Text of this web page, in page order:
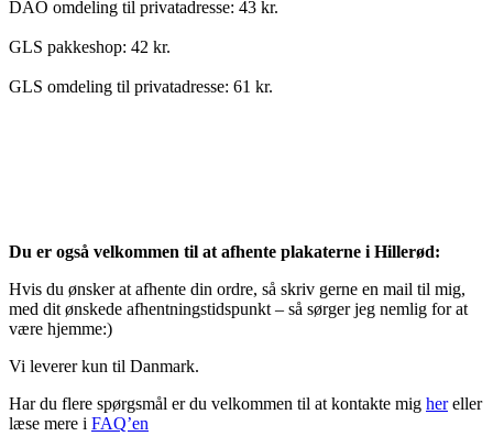
DAO omdeling til privatadresse: 43 kr.
GLS pakkeshop: 42 kr.
GLS omdeling til privatadresse: 61 kr.
Du er også velkommen til at afhente plakaterne i Hillerød:
Hvis du ønsker at afhente din ordre, så skriv gerne en mail til mig,
med dit ønskede afhentningstidspunkt – så sørger jeg nemlig for at
være hjemme:)
Vi leverer kun til Danmark.
Har du flere spørgsmål er du velkommen til at kontakte mig hereller
læse mere i FAQ’en